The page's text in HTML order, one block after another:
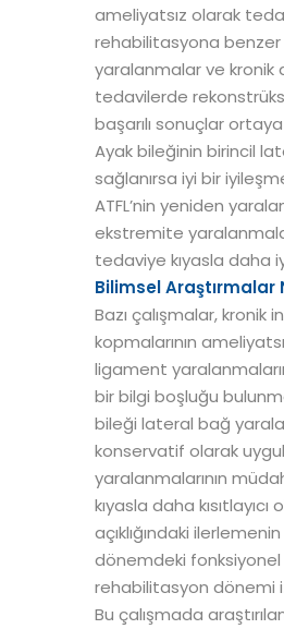
ameliyatsız olarak
rehabilitasyona
yaralanmalar ve
tedavilerde
başarılı sonuçlar
Ayak bileğinin birincil
sağlanırsa iyi bir
ATFL’nin yeniden
ekstremite
tedaviye kıyasla daha
Bilimsel Araştırmalar
Bazı çalışmalar,
kopmalarının
ligament
bir bilgi boşluğu
bileği lateral bağ
konservatif olarak
yaralanmalarının
kıyasla daha
açıklığındaki
dönemdeki fonksiyonel
rehabilitasyon dönemi
Bu çalışmada